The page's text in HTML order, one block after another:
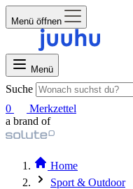
Menü öffnen
Menü
Suche
0
Merkzettel
a brand of
Home
Sport & Outdoor